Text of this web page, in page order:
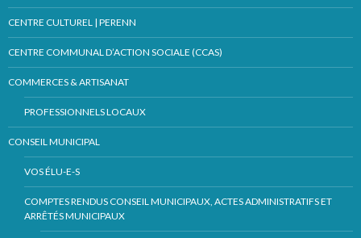
CENTRE CULTUREL | PERENN
CENTRE COMMUNAL D’ACTION SOCIALE (CCAS)
COMMERCES & ARTISANAT
PROFESSIONNELS LOCAUX
CONSEIL MUNICIPAL
VOS ÉLU-E-S
COMPTES RENDUS CONSEIL MUNICIPAUX, ACTES ADMINISTRATIFS ET
ARRÊTÉS MUNICIPAUX